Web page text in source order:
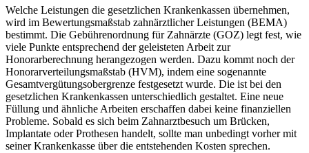
Welche Leistungen die gesetzlichen Krankenkassen übernehmen,
wird im Bewertungsmaßstab zahnärztlicher Leistungen (BEMA)
bestimmt. Die Gebührenordnung für Zahnärzte (GOZ) legt fest, wie
viele Punkte entsprechend der geleisteten Arbeit zur
Honorarberechnung herangezogen werden. Dazu kommt noch der
Honorarverteilungsmaßstab (HVM), indem eine sogenannte
Gesamtvergütungsobergrenze festgesetzt wurde. Die ist bei den
gesetzlichen Krankenkassen unterschiedlich gestaltet. Eine neue
Füllung und ähnliche Arbeiten erschaffen dabei keine finanziellen
Probleme. Sobald es sich beim Zahnarztbesuch um Brücken,
Implantate oder Prothesen handelt, sollte man unbedingt vorher mit
seiner Krankenkasse über die entstehenden Kosten sprechen.